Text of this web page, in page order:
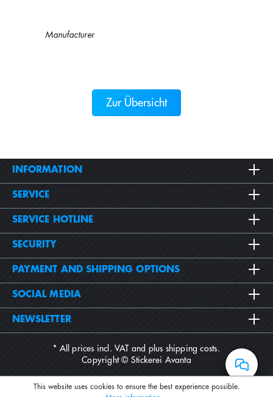
Manufacturer
Zur Übersicht
INFORMATION
SERVICE
SERVICE HOTLINE
SECURITY
PAYMENT AND SHIPPING OPTIONS
SOCIAL MEDIA
NEWSLETTER
* All prices incl. VAT and plus shipping costs.
Copyright © Stickerei Avanta
This website uses cookies to ensure the best experience possible.